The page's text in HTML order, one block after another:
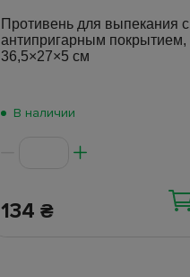
Противень для выпекания с
антипригарным покрытием,
36,5×27×5 см
В наличии
134 ₴